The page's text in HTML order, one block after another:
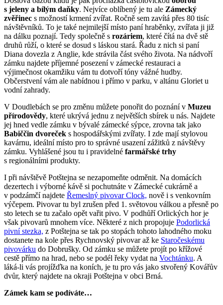
s jeleny a bílým daňky. Nejvíce oblíbený je tu ale Zámecký
zvěřinec s možností krmení zvířat. Ročně sem zavítá přes 80 tisíc
návštěvníků. To je také nejmilejší místo paní hraběnky, zvířata ji již
na dálku poznají. Tedy společně s rozáriem, které čítá na dvě stě
druhů růží, o které se dosud s láskou stará. Řadu z nich si paní
Diana dovezla z Anglie, kde strávila část svého života. Na nádvoří
zámku najdete příjemné posezení v zámecké restauraci a
výjimečnost okamžiku vám tu dotvoří tóny vážné hudby.
Občerstvení vám ale nabídnou i přímo v parku, v altánu Gloriet u
vodní zahrady.
V Doudlebách se pro změnu můžete ponořit do poznání v Muzeu
přírodovědy, které ukrývá jednu z největších sbírek u nás. Najdete
jej hned vedle zámku v bývalé zámecké sýpce, zrovna tak jako
Babiččin dvoreček s hospodářskými zvířaty. I zde mají stylovou
kavárnu, ideální místo pro to správné usazení zážitků z návštěvy
zámku. Vyhlášené jsou tu i pravidelné farmářské trhy
s regionálními produkty.
I při návštěvě Potštejna se nezapomeňte odměnit. Na domácích
dezertech i výborné kávě si pochutnáte v Zámecké cukrárně a
v podzámčí najdete Řemeslný pivovar Clock, nově i s venkovním
výčepem. Pivovar tu byl zrušen před 1. světovou válkou a přesně po
sto letech se tu začalo opět vařit pivo. V podhůří Orlických hor je
však pivovarů mnohem více. Některé z nich propojuje Podorlická
pivní stezka, z Potštejna se tak po stopách tohoto lahodného moku
dostanete na kole přes Rychnovský pivovar až ke Staročeskému
pivovárku do Dobrušky. Od zámku se můžete projít po křížové
cestě přímo na hrad, nebo se podél řeky vydat na Vochtánku. A
láká-li vás projížďka na koních, je tu pro vás jako stvořený Kovářův
dvůr, který najdete na okraji Potštejna v obci Brná.
Zámek kam se podíváte…